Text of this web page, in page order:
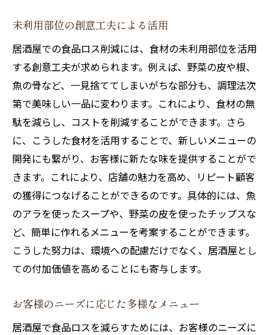
未利用部位の創意工夫による活用
居酒屋での食品ロス削減には、食材の未利用部位を活用
する創意工夫が求められます。例えば、野菜の皮や根、
魚の骨など、一見捨ててしまいがちな部分も、調理法次
第で美味しい一品に変わります。これにより、食材の無
駄を減らし、コストを削減することができます。さら
に、こうした食材を活用することで、新しいメニューの
開発にも繋がり、お客様に新たな味を提供することがで
きます。これにより、店舗の魅力を高め、リピート顧客
の獲得につなげることができるのです。具体的には、魚
のアラを使ったスープや、野菜の皮を使ったチップスな
ど、簡単に作れるメニューを考案することができます。
こうした努力は、環境への配慮だけでなく、居酒屋とし
ての付加価値を高めることにも寄与します。
お客様のニーズに応じた多様なメニュー
居酒屋で食品ロスを減らすためには、お客様のニーズに